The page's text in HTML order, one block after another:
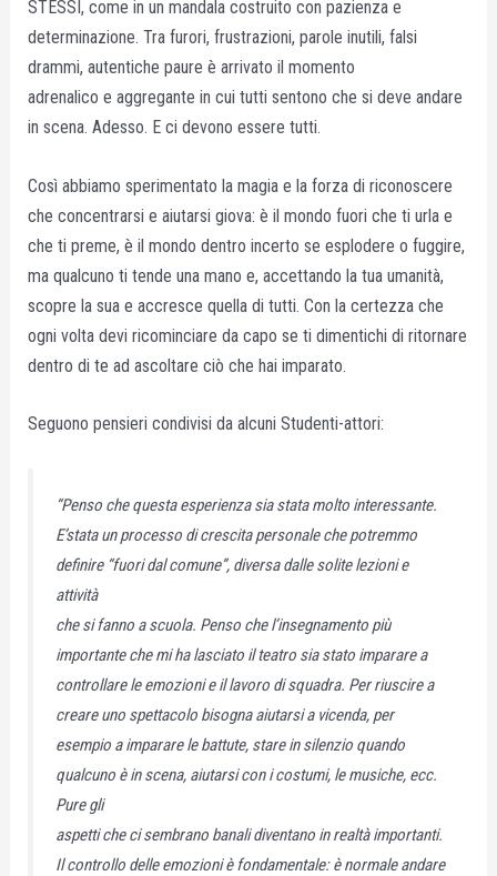
STESSI, come in un mandala costruito con pazienza e
determinazione. Tra furori, frustrazioni, parole inutili, falsi
drammi, autentiche paure è arrivato il momento
adrenalico e aggregante in cui tutti sentono che si deve andare
in scena. Adesso. E ci devono essere tutti.
Così abbiamo sperimentato la magia e la forza di riconoscere
che concentrarsi e aiutarsi giova: è il mondo fuori che ti urla e
che ti preme, è il mondo dentro incerto se esplodere o fuggire,
ma qualcuno ti tende una mano e, accettando la tua umanità,
scopre la sua e accresce quella di tutti. Con la certezza che
ogni volta devi ricominciare da capo se ti dimentichi di ritornare
dentro di te ad ascoltare ciò che hai imparato.
Seguono pensieri condivisi da alcuni Studenti-attori:
“Penso che questa esperienza sia stata molto interessante.
E’stata un processo di crescita personale che potremmo
definire “fuori dal comune”, diversa dalle solite lezioni e
attività
che si fanno a scuola. Penso che l’insegnamento più
importante che mi ha lasciato il teatro sia stato imparare a
controllare le emozioni e il lavoro di squadra. Per riuscire a
creare uno spettacolo bisogna aiutarsi a vicenda, per
esempio a imparare le battute, stare in silenzio quando
qualcuno è in scena, aiutarsi con i costumi, le musiche, ecc.
Pure gli
aspetti che ci sembrano banali diventano in realtà importanti.
Il controllo delle emozioni è fondamentale: è normale andare